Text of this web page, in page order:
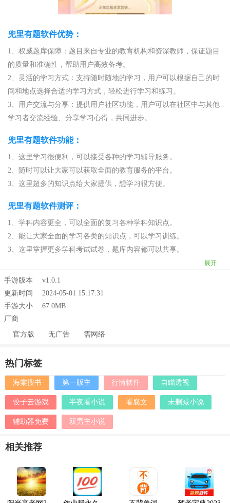
兜里有题软件优势：
1、权威题库保障：题目来自专业的教育机构和资深教师，保证题目
的质量和准确性，帮助用户高效备考。
2、灵活的学习方式：支持随时随地的学习，用户可以根据自己的时
间和地点选择合适的学习方式，轻松进行学习和练习。
3、用户交流与分享：提供用户社区功能，用户可以在社区中与其他
学习者交流经验、分享学习心得，共同进步。
兜里有题软件功能：
1、这里学习很便利，可以接受各种的学习辅导服务。
2、随时可以让大家可以获取全面的教育服务的平台。
3、这里超多的知识点给大家提供，想学习很方便。
兜里有题软件测评：
1、学科内容更全，可以全面的复习各种学科知识点。
2、能让大家全面的学习各类的知识点，可以学习训练。
3、这里掌握更多学科考试试卷，题库内容都可以共享。
展开
手游版本
v1.0.1
更新时间
2024-05-01 15:17:31
手游大小
67.0MB
厂商
官方版
无广告 需网络
热门标签
海棠搜书 第一版主 行情软件 自瞄透视
饺子云游戏 半夜看小说 看腐文 未删减小说
辅助器免费 双男主小说
相关推荐